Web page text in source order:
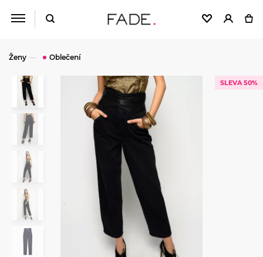
Ženy Oblečení
SLEVA 50%